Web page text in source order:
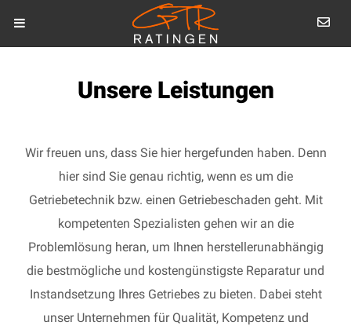
Unsere Leistungen
Wir freuen uns, dass Sie hier hergefunden haben. Denn
hier sind Sie genau richtig, wenn es um die
Getriebetechnik bzw. einen Getriebeschaden geht. Mit
kompetenten Spezialisten gehen wir an die
Problemlösung heran, um Ihnen herstellerunabhängig
die bestmögliche und kostengünstigste Reparatur und
Instandsetzung Ihres Getriebes zu bieten. Dabei steht
unser Unternehmen für Qualität, Kompetenz und